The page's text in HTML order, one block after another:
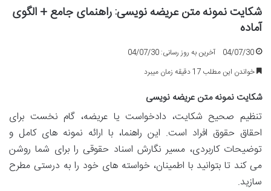
شکایت نمونه متن عریضه نویسی: راهنمای جامع + الگوی
آماده
04/07/30
آخرین به روز رسانی: 04/07/30
خواندن این مطلب 17 دقیقه زمان میبرد
شکایت نمونه متن عریضه نویسی
تنظیم صحیح شکایت، دادخواست یا عریضه، گام نخست برای
احقاق حقوق افراد است. این راهنما، با ارائه نمونه های کامل و
توضیحات کاربردی، مسیر نگارش اسناد حقوقی را برای شما روشن
می کند تا بتوانید با اطمینان، خواسته های خود را به درستی مطرح
سازید.